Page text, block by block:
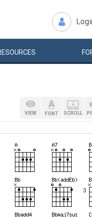
VIEW FONT SCROLL